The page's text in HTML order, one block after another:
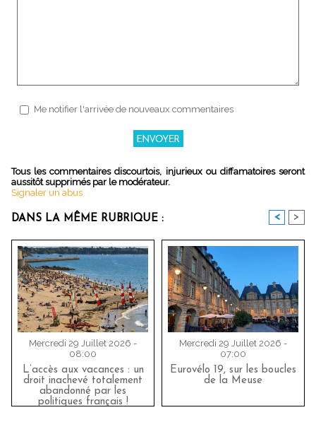
Me notifier l'arrivée de nouveaux commentaires
Tous les commentaires discourtois, injurieux ou diffamatoires seront
aussitôt supprimés par le modérateur.
Signaler un abus
DANS LA MÊME RUBRIQUE : < >
Mercredi 29 Juillet 2026 -
08:00
L’accès aux vacances : un
droit inachevé totalement
abandonné par les
politiques français !
Mercredi 29 Juillet 2026 -
07:00
Eurovélo 19, sur les boucles
de la Meuse